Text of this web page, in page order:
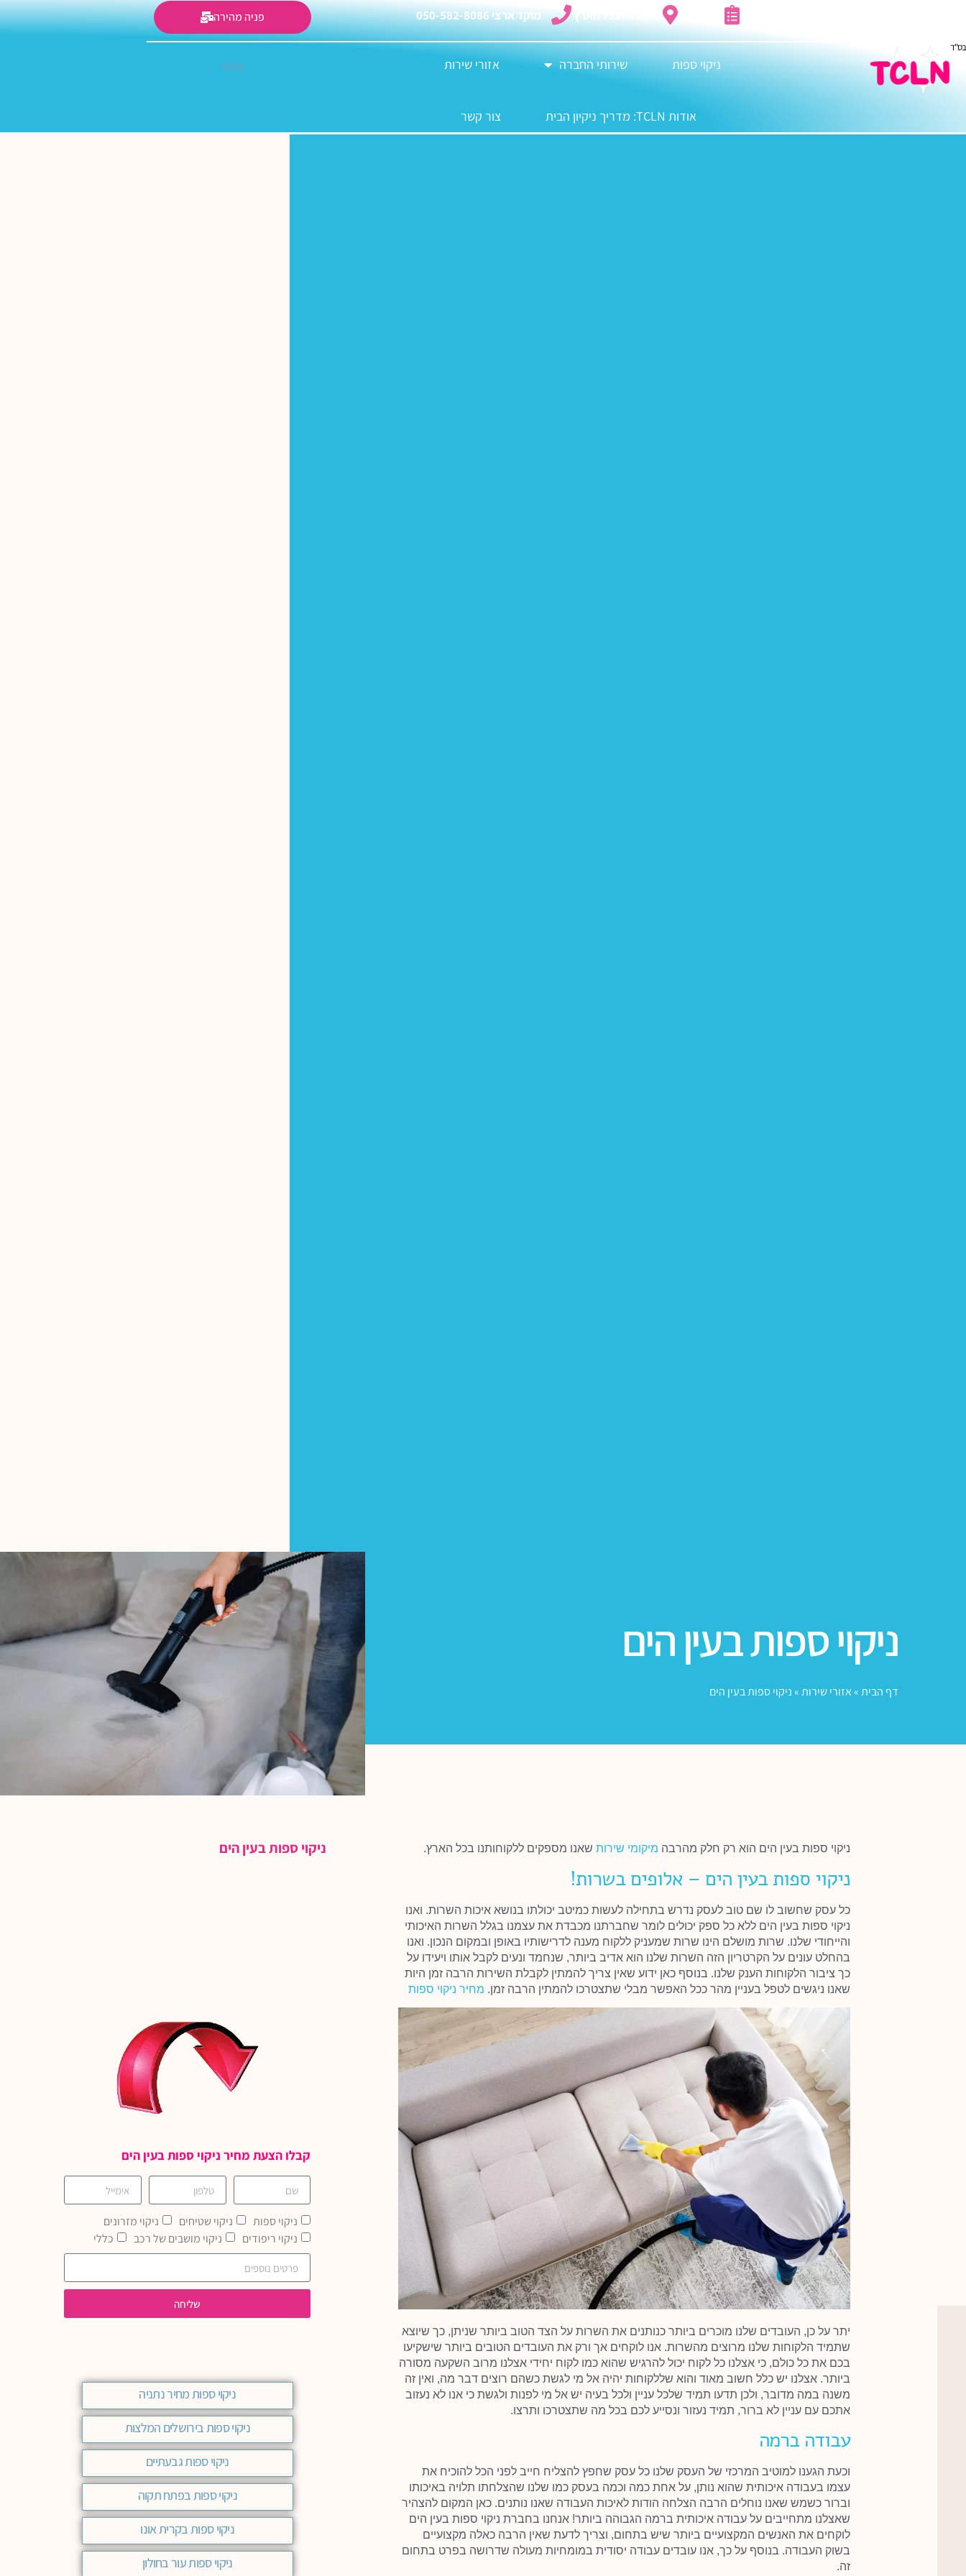
בס"ד
שירות בכל הארץ מוקד ארצי 050-582-8086 פניה מהירה
ניקוי ספות שירותי החברה אזורי שירות
אודות TCLN: מדריך ניקיון הבית צור קשר
blog
ניקוי ספות בעין הים
דף הבית»אזורי שירות»ניקוי ספות בעין הים
ניקוי ספות בעין הים הוא רק חלק מהרבה מיקומי שירות שאנו מספקים ללקוחותנו בכל הארץ.
ניקוי ספות בעין הים – אלופים בשרות!
כל עסק שחשוב לו שם טוב לעסק נדרש בתחילה לעשות כמיטב יכולתו בנושא איכות השרות. ואנו
ניקוי ספות בעין הים ללא כל ספק יכולים לומר שחברתנו מכבדת את עצמנו בגלל השרות האיכותי
והייחודי שלנו. שרות מושלם הינו שרות שמעניק ללקוח מענה לדרישותיו באופן ובמקום הנכון. ואנו
בהחלט עונים על הקרטריון הזה השרות שלנו הוא אדיב ביותר, שנחמד ונעים לקבל אותו ויעידו על
כך ציבור הלקוחות הענק שלנו. בנוסף כאן ידוע שאין צריך להמתין לקבלת השירות הרבה זמן היות
שאנו ניגשים לטפל בעניין מהר ככל האפשר מבלי שתצטרכו להמתין הרבה זמן. מחיר ניקוי ספות
יתר על כן, העובדים שלנו מוכרים ביותר כנותנים את השרות על הצד הטוב ביותר שניתן, כך שיוצא
שתמיד הלקוחות שלנו מרוצים מהשרות. אנו לוקחים אך ורק את העובדים הטובים ביותר שישקיעו
בכם את כל כולם, כי אצלנו כל לקוח יכול להרגיש שהוא כמו לקוח יחידי אצלנו מרוב השקעה מסורה
ביותר. אצלנו יש כלל חשוב מאוד והוא שללקוחות יהיה אל מי לגשת כשהם רוצים דבר מה, ואין זה
משנה במה מדובר, ולכן תדעו תמיד שלכל עניין ולכל בעיה יש אל מי לפנות ולגשת כי אנו לא נעזוב
אתכם עם עניין לא ברור, תמיד נעזור ונסייע לכם בכל מה שתצטרכו ותרצו.
עבודה ברמה
וכעת הגענו למוטיב המרכזי של העסק שלנו כל עסק שחפץ להצליח חייב לפני הכל להוכיח את
עצמו בעבודה איכותית שהוא נותן, על אחת כמה וכמה בעסק כמו שלנו שהצלחתו תלויה באיכותו
וברור כשמש שאנו נוחלים הרבה הצלחה הודות לאיכות העבודה שאנו נותנים. כאן המקום להצהיר
שאצלנו מתחייבים על עבודה איכותית ברמה הגבוהה ביותר! אנחנו בחברת ניקוי ספות בעין הים
לוקחים את האנשים המקצועיים ביותר שיש בתחום, וצריך לדעת שאין הרבה כאלה מקצועיים
בשוק העבודה. בנוסף על כך, אנו עובדים עבודה יסודית במומחיות מעולה שדרושה בפרט בתחום
זה.
ניקוי ספות בעין הים
קבלו הצעת מחיר ניקוי ספות בעין הים
ניקוי ספות ניקוי שטיחים
ניקוי מזרונים
ניקוי ריפודים
ניקוי מושבים של רכב כללי
שליחה
ניקוי ספות מחיר נתניה
ניקוי ספות בירושלים המלצות
ניקוי ספות גבעתיים
ניקוי ספות בפתח תקוה
ניקוי ספות בקרית אונו
ניקוי ספות עור בחולון